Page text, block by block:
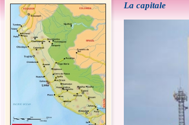
La capitale